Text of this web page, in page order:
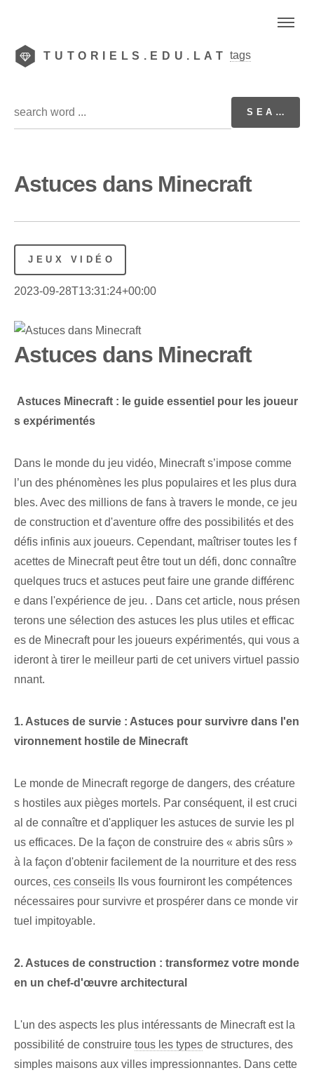
TUTORIELS.EDU.LAT tags
Astuces dans Minecraft
JEUX VIDÉO
2023-09-28T13:31:24+00:00
Astuces dans Minecraft
Astuces Minecraft : le guide essentiel pour les joueur
s expérimentés
Dans le monde du jeu vidéo, Minecraft s’impose comme
l’un des phénomènes les plus populaires et les plus dura
bles. Avec des millions de fans à travers le monde, ce jeu
de construction et d'aventure offre des possibilités et des
défis infinis aux joueurs. Cependant, maîtriser toutes les f
acettes de Minecraft peut être tout un défi, donc connaître
quelques trucs et astuces peut faire une grande différenc
e dans l'expérience de jeu. .​ Dans cet article, nous présen
terons une ⁤sélection‌ des astuces les plus utiles et efficac
es de Minecraft pour les joueurs expérimentés, qui⁤ vous a
ideront à tirer le meilleur parti de cet univers virtuel passio
nnant.
1. Astuces de survie : Astuces pour survivre dans l'en
vironnement hostile de Minecraft
Le monde de Minecraft regorge de dangers, des créature
s hostiles aux pièges mortels. Par conséquent, il est cruci
al de connaître et d'appliquer les astuces de survie les pl
us efficaces.⁤ De la façon de construire des « abris sûrs »
à la façon d'obtenir facilement de la nourriture et des ress
ources, ces conseils Ils vous fourniront les compétences
nécessaires pour survivre et prospérer dans ce monde vir
tuel impitoyable.
2. Astuces de construction : transformez votre monde
en un chef-d'œuvre architectural
L'un des aspects les plus intéressants de Minecraft est la
possibilité de construire tous les types de ‌structures, des
simples maisons ⁢aux‌ villes impressionnantes. Dans cette